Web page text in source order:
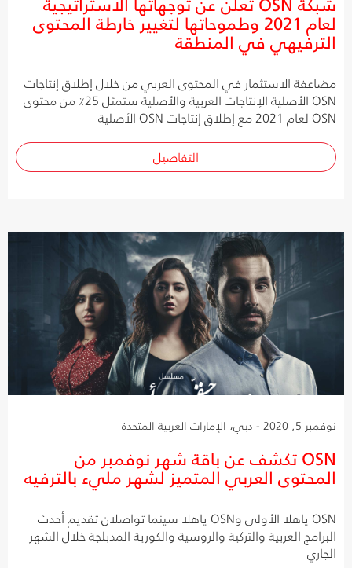
لعام 2021 وطموحاتها لتغيير خارطة المحتوى
الترفيهي في المنطقة
مضاعفة الاستثمار في المحتوى العربي من خلال إطلاق إنتاجات
OSN الأصلية الإنتاجات العربية والأصلية ستمثل 25٪ من محتوى
OSN لعام 2021 مع إطلاق إنتاجات OSN الأصلية
التفاصيل
نوفمبر 5, 2020 - دبي، الإمارات العربية المتحدة
OSN تكشف عن باقة شهر نوفمبر من
المحتوى العربي المتميز لشهر مليء بالترفيه
OSN ياهلا الأولى وOSN ياهلا سينما تواصلان تقديم أحدث
البرامج العربية والتركية والروسية والكورية المدبلجة خلال الشهر
الجاري